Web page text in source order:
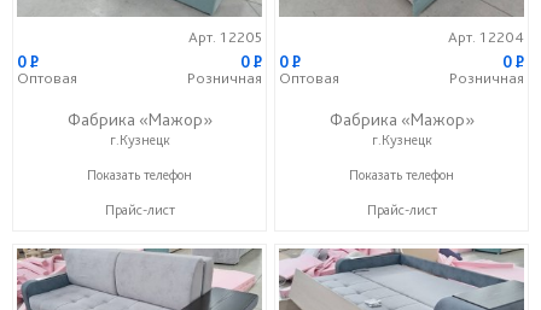
Арт. 12205
0P
Оптовая
0P
Розничная
Фабрика «Мажор»
г.Кузнецк
+7 (999) 611-98-99
Показать телефон
Прайс-лист
Арт. 12204
0P
Оптовая
0P
Розничная
Фабрика «Мажор»
г.Кузнецк
+7 (999) 611-98-99
Показать телефон
Прайс-лист